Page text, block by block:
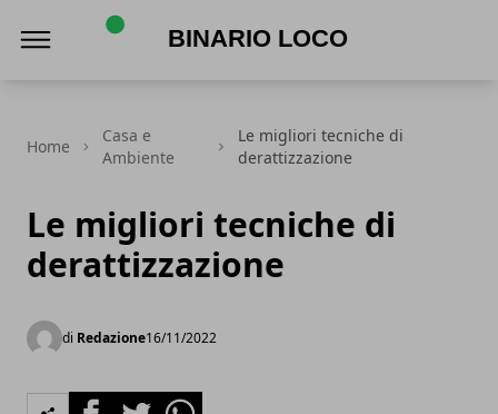
Home
Casa e
Ambiente
Le migliori tecniche di
derattizzazione
Le migliori tecniche di
derattizzazione
di Redazione16/11/2022
FacebookTwitterWhatsapp